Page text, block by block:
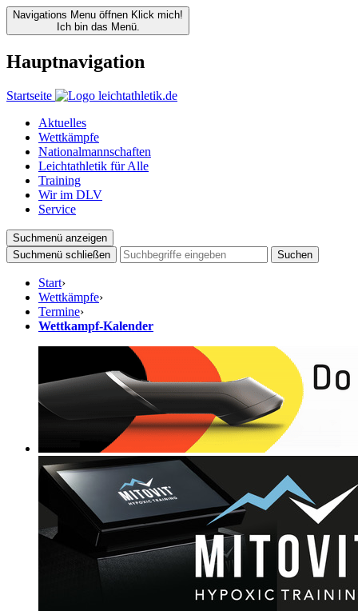
Navigations Menu öffnen Klick mich!
Ich bin das Menü.
Hauptnavigation
Startseite
Aktuelles
Wettkämpfe
Nationalmannschaften
Leichtathletik für Alle
Training
Wir im DLV
Service
Suchmenü anzeigen
Suchmenü schließen
Suchen
Start›
Wettkämpfe›
Termine›
Wettkampf-Kalender